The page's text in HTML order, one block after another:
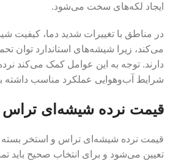
ایجاد لکه‌های سخت می‌شود.
در مناطق با تغییرات شدید دما، کیفیت
می‌کند، زیرا شیشه‌های استاندارد توان
دارند. توجه به این عوامل کمک می‌کند
شرایط آب‌وهوایی عملکرد مناسب داشته
قیمت نرده شیشه‌ای تراس
قیمت نرده شیشه‌ای تراس و استخر بسته
تعیین می‌شود و برای انتخاب صحیح باید